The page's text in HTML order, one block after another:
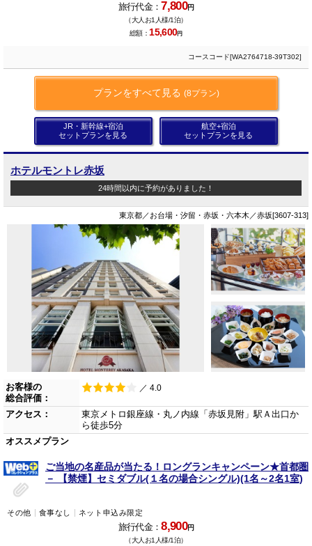
旅行代金： 7,800円
（大人お1人様/1泊）
総額： 15,600円
コースコード[WA2764718-39T302]
プランをすべて見る (8プラン)
JR・新幹線+宿泊
セットプランを見る
航空+宿泊
セットプランを見る
ホテルモントレ赤坂
24時間以内に予約がありました！
東京都／お台場・汐留・赤坂・六本木／赤坂[3607-313]
お客様の
総合評価：
／ 4.0
アクセス：
東京メトロ銀座線・丸ノ内線「赤坂見附」駅Ａ出口か
ら徒歩5分
オススメプラン
ご当地の名産品が当たる！ロングランキャンペーン★首都圏
－ 【禁煙】セミダブル(１名の場合シングル)(1名～2名1室)
その他 食事なし ネット申込み限定
旅行代金：8,900円
（大人お1人様/1泊）